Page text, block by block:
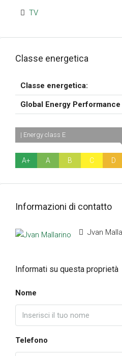
TV
Classe energetica
Classe energetica:
Global Energy Performance
A+ A B C D
| Energy class E
Informazioni di contatto
Jvan
Informati su questa proprietà
Nome
Telefono